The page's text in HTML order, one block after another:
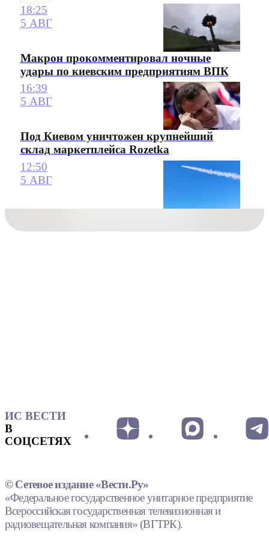
18:25
5 АВГ
Макрон прокомментировал ночные
удары по киевским предприятиям ВПК
16:39
5 АВГ
Под Киевом уничтожен крупнейший
склад маркетплейса Rozetka
12:50
5 АВГ
ИС ВЕСТИ
В
СОЦСЕТЯХ
© Сетевое издание «Вести.Ру»
«Федеральное государственное унитарное предприятие
Всероссийская государственная телевизионная и
радиовещательная компания» (ВГТРК).